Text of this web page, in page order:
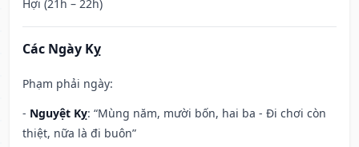
Hợi (21h – 22h)
Các Ngày Kỵ
Phạm phải ngày:
- Nguyệt Kỵ: “Mùng năm, mười bốn, hai ba - Đi chơi còn
thiệt, nữa là đi buôn”